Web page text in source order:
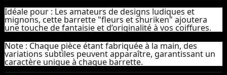
Idéale pour : Les amateurs de designs ludiques et
mignons, cette barrette "fleurs et shuriken" ajoutera
une touche de fantaisie et d’originalité à vos coiffures.
Note : Chaque pièce étant fabriquée à la main, des
variations subtiles peuvent apparaître, garantissant un
caractère unique à chaque barrette.